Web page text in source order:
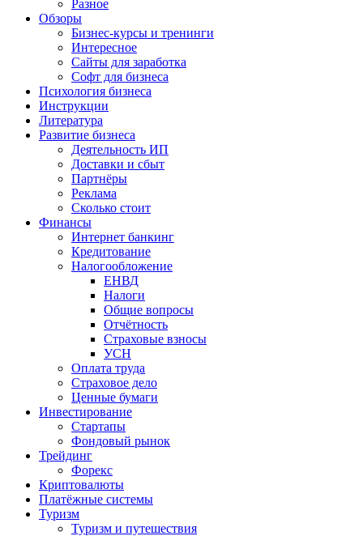
Разное
Обзоры
Бизнес-курсы и тренинги
Интересное
Сайты для заработка
Софт для бизнеса
Психология бизнеса
Инструкции
Литература
Развитие бизнеса
Деятельность ИП
Доставки и сбыт
Партнёры
Реклама
Сколько стоит
Финансы
Интернет банкинг
Кредитование
Налогообложение
ЕНВД
Налоги
Общие вопросы
Отчётность
Страховые взносы
УСН
Оплата труда
Страховое дело
Ценные бумаги
Инвестирование
Стартапы
Фондовый рынок
Трейдинг
Форекс
Криптовалюты
Платёжные системы
Туризм
Туризм и путешествия